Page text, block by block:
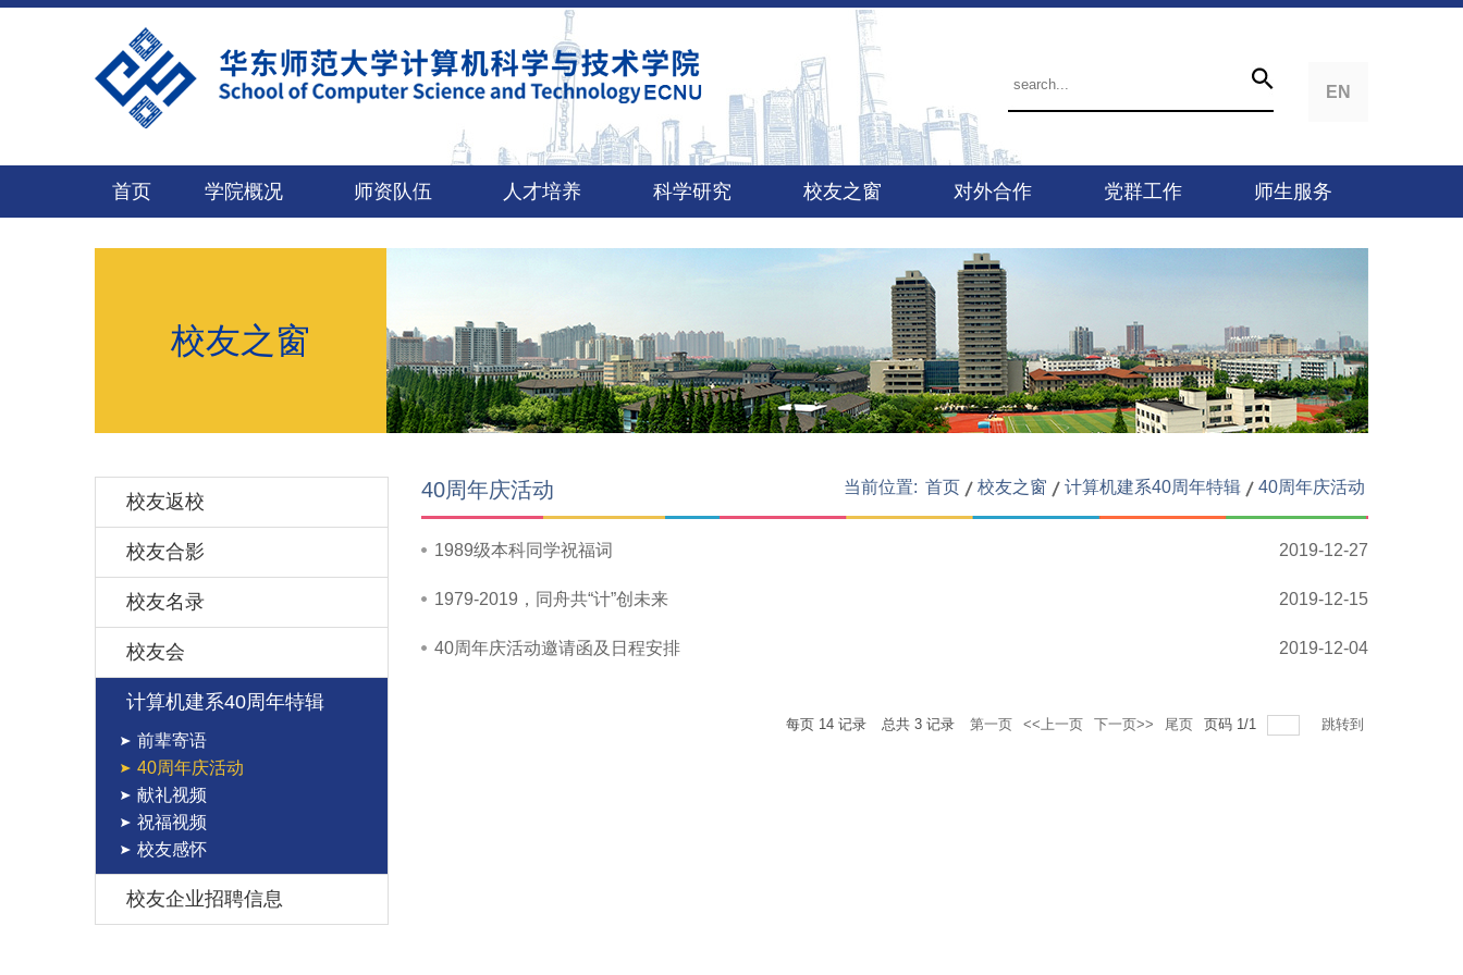
EN
首页 学院概况 师资队伍 人才培养 科学研究 校友之窗 对外合作 党群工作 师生服务
校友之窗
校友返校
校友合影
校友名录
校友会
计算机建系40周年特辑
前辈寄语
40周年庆活动
献礼视频
祝福视频
校友感怀
校友企业招聘信息
40周年庆活动 当前位置: 首页 校友之窗 计算机建系40周年特辑 40周年庆活动
1989级本科同学祝福词 2019-12-27
1979-2019，同舟共“计”创未来 2019-12-15
40周年庆活动邀请函及日程安排 2019-12-04
每页 14 记录 总共 3 记录 第一页 <<上一页 下一页>> 尾页 页码 1/1 跳转到